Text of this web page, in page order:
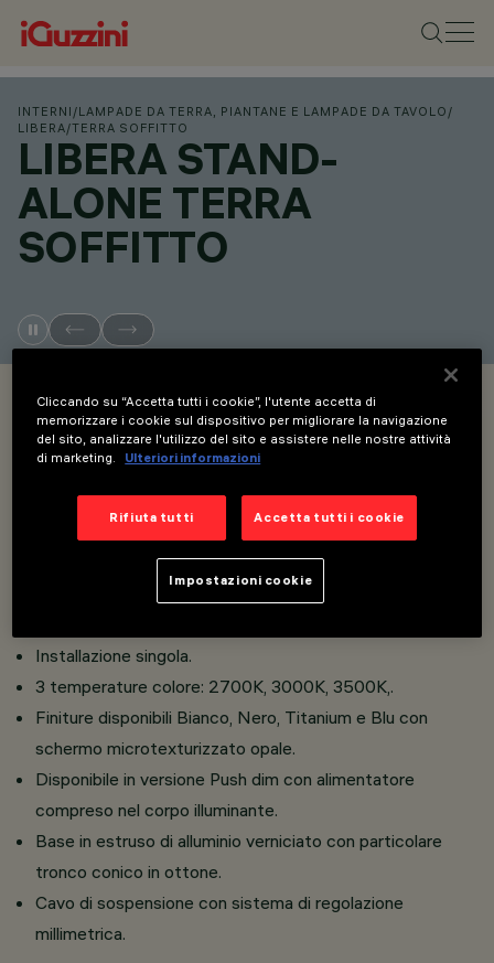
INTERNI /LAMPADE DA TERRA, PIANTANE E LAMPADE DA TAVOLO /
LIBERA/TERRA SOFFITTO
LIBERA STAND-
ALONE TERRA
SOFFITTO
VISUALIZZA I CODICI PRODOTTO
Overview
Corpo in alluminio estruso con testate di estremità a filo
Installazione singola.
3 temperature colore: 2700K, 3000K, 3500K,.
Finiture disponibili Bianco, Nero, Titanium e Blu con
schermo microtexturizzato opale.
Disponibile in versione Push dim con alimentatore
compreso nel corpo illuminante.
Base in estruso di alluminio verniciato con particolare
tronco conico in ottone.
Cavo di sospensione con sistema di regolazione
millimetrica.
Cliccando su “Accetta tutti i cookie”, l'utente accetta di
memorizzare i cookie sul dispositivo per migliorare la navigazione
del sito, analizzare l'utilizzo del sito e assistere nelle nostre attività
di marketing.
Ulteriori informazioni
Rifiuta tutti Accetta tutti i cookie
Impostazioni cookie